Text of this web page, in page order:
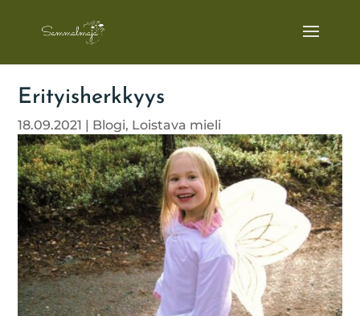
Erityisherkkyys
18.09.2021 | Blogi, Loistava mieli